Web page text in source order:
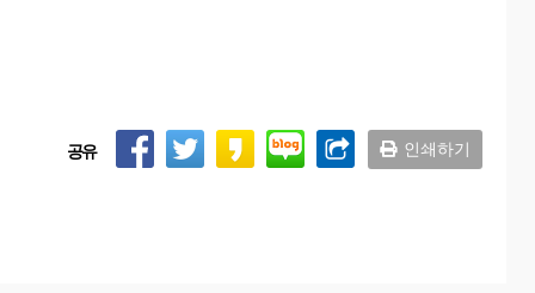
공유 인쇄하기